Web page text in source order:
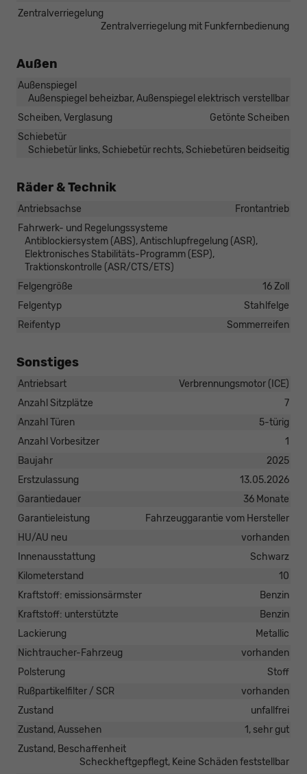
Zentralverriegelung
Zentralverriegelung mit Funkfernbedienung
Außen
Außenspiegel
Außenspiegel beheizbar, Außenspiegel elektrisch verstellbar
Scheiben, Verglasung
Getönte Scheiben
Schiebetür
Schiebetür links, Schiebetür rechts, Schiebetüren beidseitig
Räder & Technik
Antriebsachse
Frontantrieb
Fahrwerk- und Regelungssysteme
Antiblockiersystem (ABS), Antischlupfregelung (ASR),
Elektronisches Stabilitäts-Programm (ESP),
Traktionskontrolle (ASR/CTS/ETS)
Felgengröße
16 Zoll
Felgentyp
Stahlfelge
Reifentyp
Sommerreifen
Sonstiges
Antriebsart
Verbrennungsmotor (ICE)
Anzahl Sitzplätze
7
Anzahl Türen
5-türig
Anzahl Vorbesitzer
1
Baujahr
2025
Erstzulassung
13.05.2026
Garantiedauer
36 Monate
Garantieleistung
Fahrzeuggarantie vom Hersteller
HU/AU neu
vorhanden
Innenausstattung
Schwarz
Kilometerstand
10
Kraftstoff: emissionsärmster
Benzin
Kraftstoff: unterstützte
Benzin
Lackierung
Metallic
Nichtraucher-Fahrzeug
vorhanden
Polsterung
Stoff
Rußpartikelfilter / SCR
vorhanden
Zustand
unfallfrei
Zustand, Aussehen
1, sehr gut
Zustand, Beschaffenheit
Scheckheftgepflegt, Keine Schäden feststellbar